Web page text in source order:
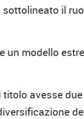
il
un modello
avesse